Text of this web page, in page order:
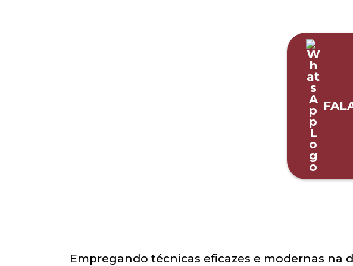
Empregando técnicas eficazes e modernas na